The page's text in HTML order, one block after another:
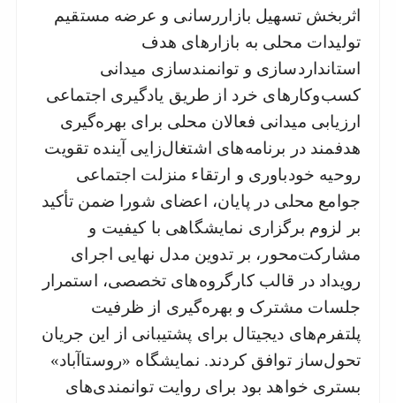
اثربخش تسهیل بازاررسانی و عرضه مستقیم
تولیدات محلی به بازارهای هدف
استانداردسازی و توانمندسازی میدانی
کسب‌وکارهای خرد از طریق یادگیری اجتماعی
ارزیابی میدانی فعالان محلی برای بهره‌گیری
هدفمند در برنامه‌های اشتغال‌زایی آینده تقویت
روحیه خودباوری و ارتقاء منزلت اجتماعی
جوامع محلی در پایان، اعضای شورا ضمن تأکید
بر لزوم برگزاری نمایشگاهی با کیفیت و
مشارکت‌محور، بر تدوین مدل نهایی اجرای
رویداد در قالب کارگروه‌های تخصصی، استمرار
جلسات مشترک و بهره‌گیری از ظرفیت
پلتفرم‌های دیجیتال برای پشتیبانی از این جریان
تحول‌ساز توافق کردند. نمایشگاه «روستا‌آباد»
بستری خواهد بود برای روایت توانمندی‌های